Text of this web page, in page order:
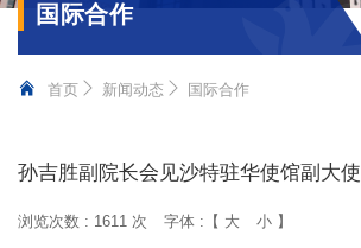
国际合作
首页 新闻动态 国际合作
孙吉胜副院长会见沙特驻华使馆副大使
浏览次数 : 1611 次 字体 :【 大 小 】